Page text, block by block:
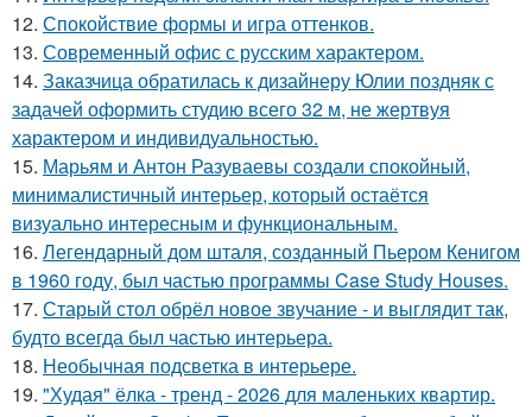
12. Спокойствие формы и игра оттенков.
13. Современный офис с русским характером.
14. Заказчица обратилась к дизайнеру Юлии поздняк с
задачей оформить студию всего 32 м, не жертвуя
характером и индивидуальностью.
15. Марьям и Антон Разуваевы создали спокойный,
минималистичный интерьер, который остаётся
визуально интересным и функциональным.
16. Легендарный дом шталя, созданный Пьером Кенигом
в 1960 году, был частью программы Case Study Houses.
17. Старый стол обрёл новое звучание - и выглядит так,
будто всегда был частью интерьера.
18. Необычная подсветка в интерьере.
19. "Худая" ёлка - тренд - 2026 для маленьких квартир.